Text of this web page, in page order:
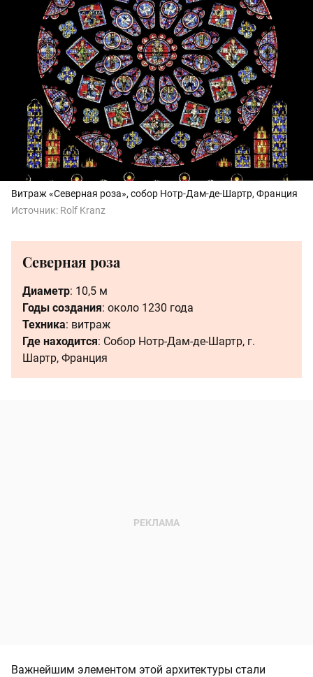
Витраж «Северная роза», собор Нотр-Дам-де-Шартр, Франция
Источник: Rolf Kranz
Северная роза
Диаметр: 10,5 м
Годы создания: около 1230 года
Техника: витраж
Где находится: Собор Нотр-Дам-де-Шартр, г.
Шартр, Франция
Важнейшим элементом этой архитектуры стали